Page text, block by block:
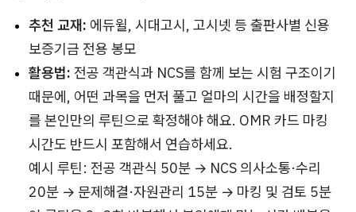
추천 교재: 에듀윌, 시대고시, 고시넷 등 출판사별 신용
보증기금 전용 봉모
활용법: 전공 객관식과 NCS를 함께 보는 시험 구조이기
때문에, 어떤 과목을 먼저 풀고 얼마의 시간을 배정할지
를 본인만의 루틴으로 확정해야 해요. OMR 카드 마킹
시간도 반드시 포함해서 연습하세요.
예시 루틴: 전공 객관식 50분 → NCS 의사소통·수리
20분 → 문제해결·자원관리 15분 → 마킹 및 검토 5분